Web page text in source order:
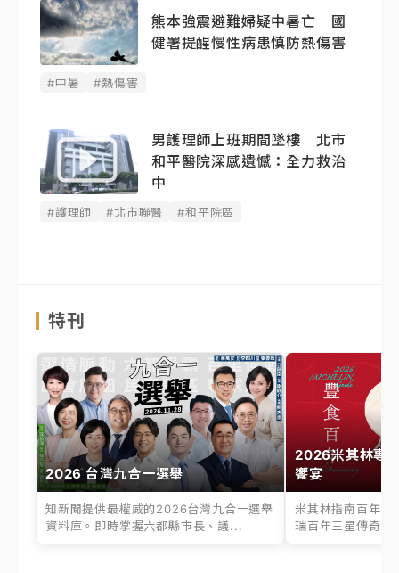
熊本強震避難婦疑中暑亡 國
健署提醒慢性病患慎防熱傷害
#中暑 #熱傷害
男護理師上班期間墜樓 北市
和平醫院深感遺憾：全力救治
中
#護理師 #北市聯醫 #和平院區
特刊
2026 台灣九合一選舉
知新聞提供最權威的2026台灣九合一選舉
資料庫。即時掌握六都縣市長、議...
2026米其林專
饗宴
米其林指南百年之
瑞百年三星傳奇、